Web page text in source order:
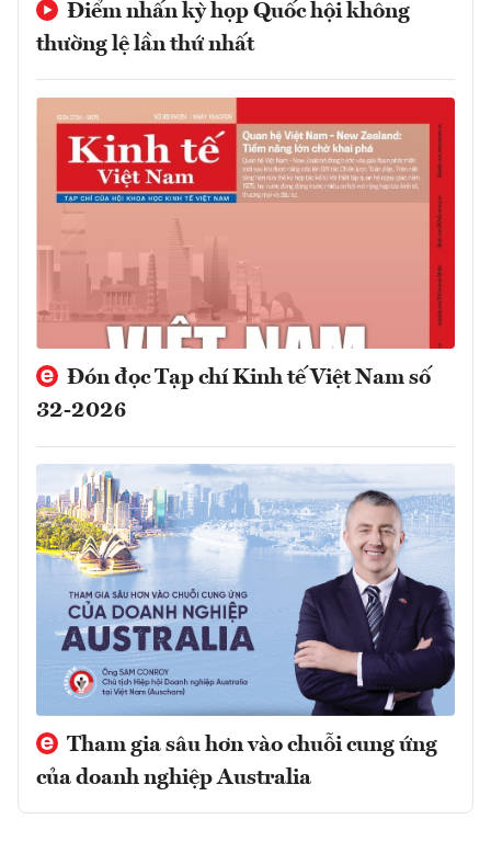
Điểm nhấn kỳ họp Quốc hội không
thường lệ lần thứ nhất
Đón đọc Tạp chí Kinh tế Việt Nam số
32-2026
Tham gia sâu hơn vào chuỗi cung ứng
của doanh nghiệp Australia